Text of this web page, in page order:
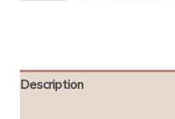
Description